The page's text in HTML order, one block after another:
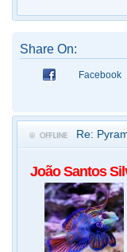
Share On:
Facebook
Re:
João Santos